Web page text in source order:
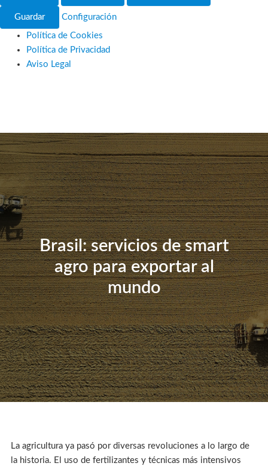
Guardar Configuración
Política de Cookies
Política de Privacidad
Aviso Legal
Brasil: servicios de smart
agro para exportar al
mundo
La agricultura ya pasó por diversas revoluciones a lo largo de
la historia. El uso de fertilizantes y técnicas más intensivos